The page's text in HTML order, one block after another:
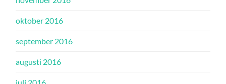
oktober 2016
september 2016
augusti 2016